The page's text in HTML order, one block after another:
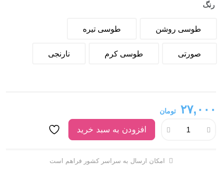
رنگ
طوسی روشن طوسی تیره
صورتی طوسی کرم نارنجی
۲۷,۰۰۰ تومان
افزودن به سبد خرید
امکان ارسال به سراسر کشور فراهم است